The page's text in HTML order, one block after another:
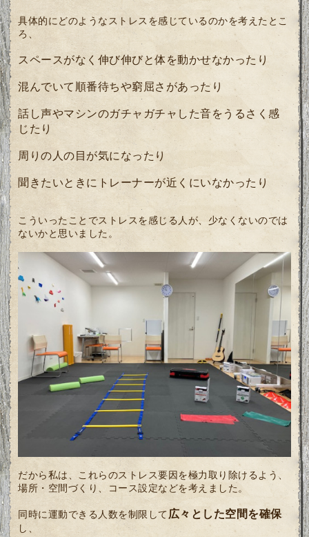
具体的にどのようなストレスを感じているのかを考えたとこ
ろ、
スペースがなく伸び伸びと体を動かせなかったり
混んでいて順番待ちや窮屈さがあったり
話し声やマシンのガチャガチャした音をうるさく感
じたり
周りの人の目が気になったり
聞きたいときにトレーナーが近くにいなかったり
こういったことでストレスを感じる人が、少なくないのでは
ないかと思いました。
だから私は、これらのストレス要因を極力取り除けるよう、
場所・空間づくり、コース設定などを考えました。
同時に運動できる人数を制限して 広々とした空間を確保
し、